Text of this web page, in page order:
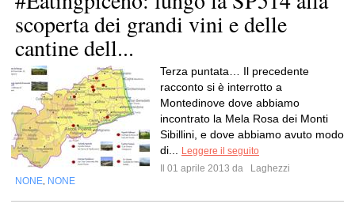
scoperta dei grandi vini e delle
cantine dell...
Terza puntata… Il precedente
racconto si è interrotto a
Montedinove dove abbiamo
incontrato la Mela Rosa dei Monti
Sibillini, e dove abbiamo avuto modo
di...
Leggere il seguito
Il 01 aprile 2013 da
Laghezzi
NONE NONE